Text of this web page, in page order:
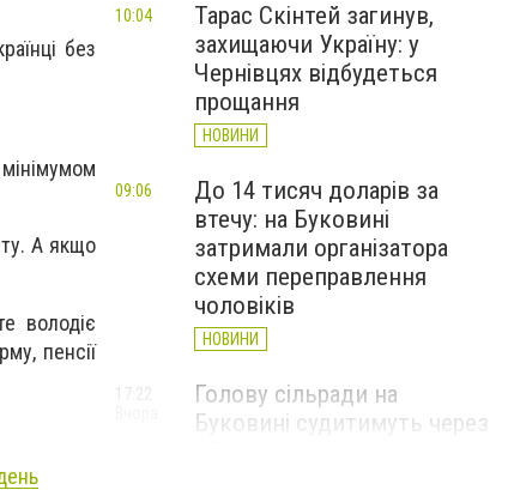
без
А якщо
володіє
пенсії
Тарас Скінтей загинув,
захищаючи Україну: у
Чернівцях відбудеться
прощання
НОВИНИ
10:04
До 14 тисяч доларів за
втечу: на Буковині
затримали організатора
схеми переправлення
чоловіків
НОВИНИ
09:06
Голову сільради на
Буковині судитимуть через
17:22